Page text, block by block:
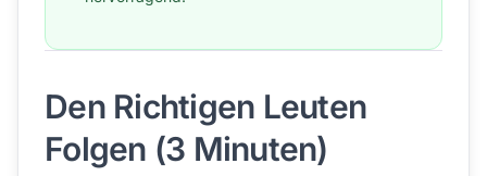
Den Richtigen Leuten
Folgen (3 Minuten)